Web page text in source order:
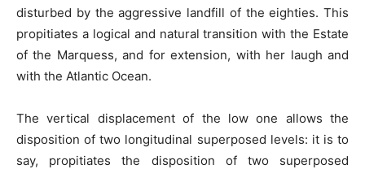
disturbed by the aggressive landfill of the eighties. This
propitiates a logical and natural transition with the Estate
of the Marquess, and for extension, with her laugh and
with the Atlantic Ocean.
The vertical displacement of the low one allows the
disposition of two longitudinal superposed levels: it is to
say, propitiates the disposition of two superposed